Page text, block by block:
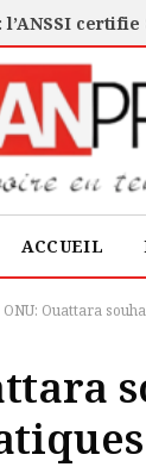
ACCUEIL
ONU: Ouattara